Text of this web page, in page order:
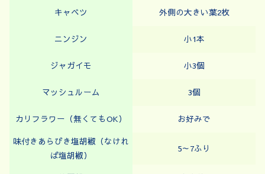
キャベツ 外側の大きい葉2枚
ニンジン 小1本
ジャガイモ 小3個
マッシュルーム 3個
カリフラワー（無くてもOK）
お好みで
味付きあらびき塩胡椒（なけれ
ば塩胡椒）
5～7ふり